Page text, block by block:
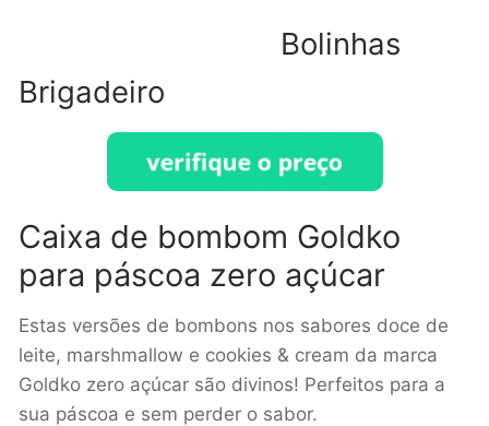
Bolinhas
Brigadeiro
Caixa de bombom Goldko
para páscoa zero açúcar
Estas versões de bombons nos sabores doce de
leite, marshmallow e cookies & cream da marca
Goldko zero açúcar são divinos! Perfeitos para a
sua páscoa e sem perder o sabor.